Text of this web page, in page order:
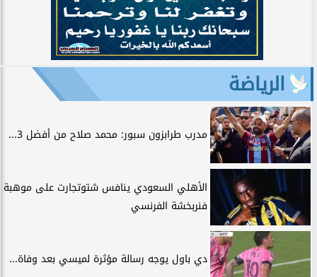
الرياضة
مدرب طرابزون سبور: محمد صلاح من أفضل 3...
الأهلي السعودي ينافس شتوتجارت على موهبة
فنربخشة الفرنسي
دي باول يوجه رسالة مؤثرة لميسي بعد وفاة...